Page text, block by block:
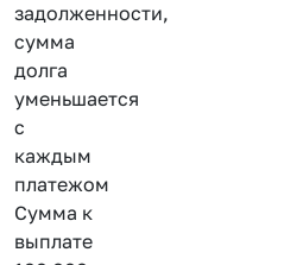
задолженности,
сумма
долга
уменьшается
с
каждым
платежом
Сумма к
выплате